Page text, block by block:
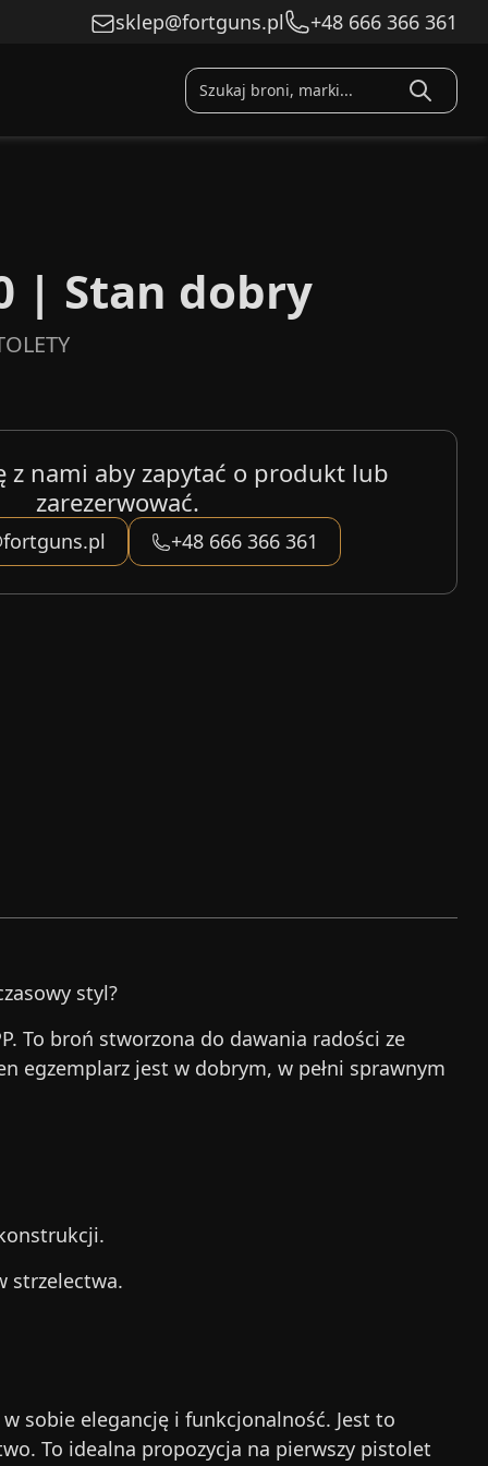
sklep@fortguns.pl +48 666 366 361
| Stan dobry
z nami aby zapytać o produkt lub
zarezerwować.
+48 666 366 361
styl?
To broń stworzona do dawania radości ze
egzemplarz jest w dobrym, w pełni sprawnym
strzelectwa.
sobie elegancję i funkcjonalność. Jest to
To idealna propozycja na pierwszy pistolet